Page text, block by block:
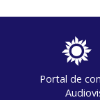
Portal de